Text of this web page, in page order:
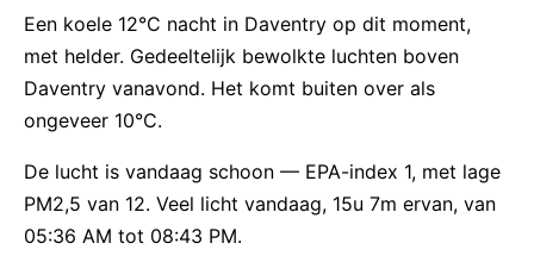
Een koele 12°C nacht in Daventry op dit moment,
met helder. Gedeeltelijk bewolkte luchten boven
Daventry vanavond. Het komt buiten over als
ongeveer 10°C.
De lucht is vandaag schoon — EPA-index 1, met lage
PM2,5 van 12. Veel licht vandaag, 15u 7m ervan, van
05:36 AM tot 08:43 PM.